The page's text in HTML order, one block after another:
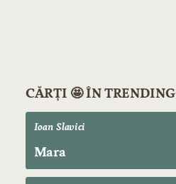
CĂRȚI 🤩 ÎN TRENDING
Ioan Slavici
Mara